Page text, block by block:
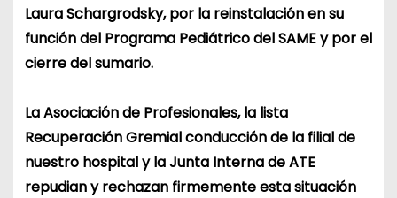
Laura Schargrodsky, por la reinstalación en su
función del Programa Pediátrico del SAME y por el
cierre del sumario.
La Asociación de Profesionales, la lista
Recuperación Gremial conducción de la filial de
nuestro hospital y la Junta Interna de ATE
repudian y rechazan firmemente esta situación